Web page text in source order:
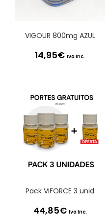
VIGOUR 800mg AZUL
14,95€ Iva Inc.
Pack VIFORCE 3 unid
44,85€ Iva Inc.